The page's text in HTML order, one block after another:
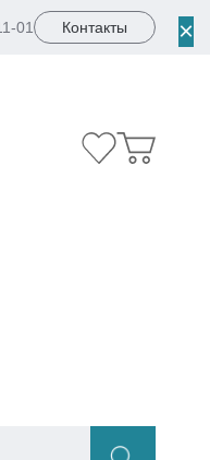
01 Контакты ×